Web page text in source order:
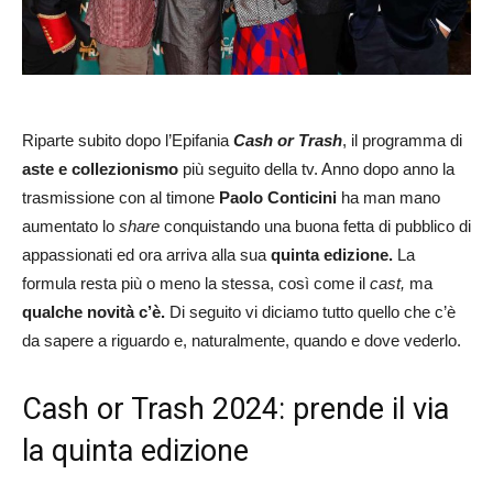
Riparte subito dopo l’Epifania Cash or Trash, il programma di
aste e collezionismo più seguito della tv. Anno dopo anno la
trasmissione con al timone Paolo Conticini ha man mano
aumentato lo share conquistando una buona fetta di pubblico di
appassionati ed ora arriva alla sua quinta edizione. La
formula resta più o meno la stessa, così come il cast, ma
qualche novità c’è. Di seguito vi diciamo tutto quello che c’è
da sapere a riguardo e, naturalmente, quando e dove vederlo.
Cash or Trash 2024: prende il via
la quinta edizione